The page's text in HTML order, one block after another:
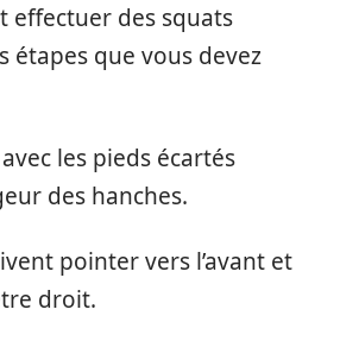
effectuer des squats
étapes que vous devez
les pieds écartés
des hanches.
pointer vers l’avant et
droit.